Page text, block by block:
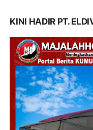
KINI HADIR PT.